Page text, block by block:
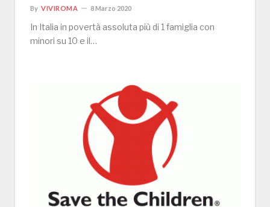
By VIVIROMA 8 Marzo 2020
In Italia in povertà assoluta più di 1 famiglia con
minori su 10 e il…